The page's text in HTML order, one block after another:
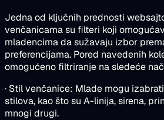
Jedna od ključnih prednosti
venčanicama su filteri koji
mladencima da sužavaju izbor
preferencijama. Pored navedenih
omogućeno filtriranje na sledeće
· Stil venčanice: Mlade mogu
stilova, kao što su A-linija, sirena,
mnogi drugi.